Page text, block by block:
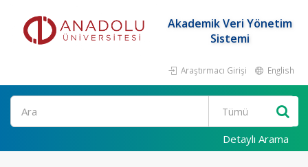
Akademik Veri Yönetim
Sistemi
Araştırmacı Girişi English
Ara
Detaylı Arama